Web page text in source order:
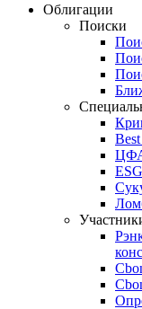
Облигации
Поиски
ESG